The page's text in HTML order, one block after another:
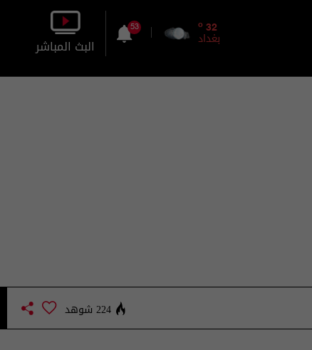
32
o
بغداد
53
البث المباشر
224 شوهد